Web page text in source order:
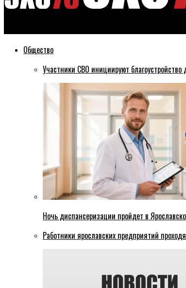
Общество
Участники СВО инициируют благоустройство
Ночь диспансеризации пройдет в
Работники ярославских предприятий